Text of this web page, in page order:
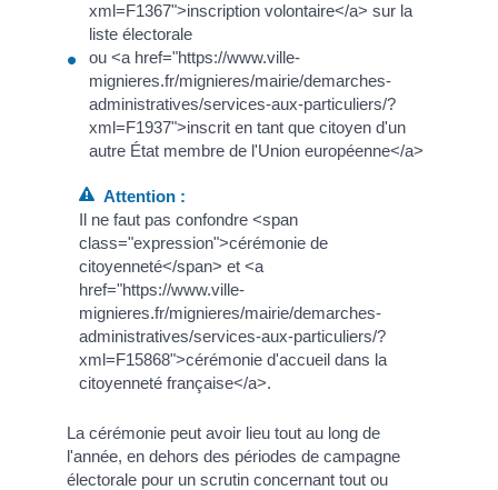
xml=F1367">inscription volontaire</a> sur la
liste électorale
ou <a href="https://www.ville-
mignieres.fr/mignieres/mairie/demarches-
administratives/services-aux-particuliers/?
xml=F1937">inscrit en tant que citoyen d'un
autre État membre de l'Union européenne</a>
Attention :
Il ne faut pas confondre <span
class="expression">cérémonie de
citoyenneté</span> et <a
href="https://www.ville-
mignieres.fr/mignieres/mairie/demarches-
administratives/services-aux-particuliers/?
xml=F15868">cérémonie d'accueil dans la
citoyenneté française</a>.
La cérémonie peut avoir lieu tout au long de
l'année, en dehors des périodes de campagne
électorale pour un scrutin concernant tout ou